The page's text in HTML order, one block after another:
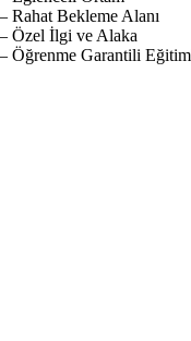
– Rahat Bekleme Alanı
– Özel İlgi ve Alaka
– Öğrenme Garantili